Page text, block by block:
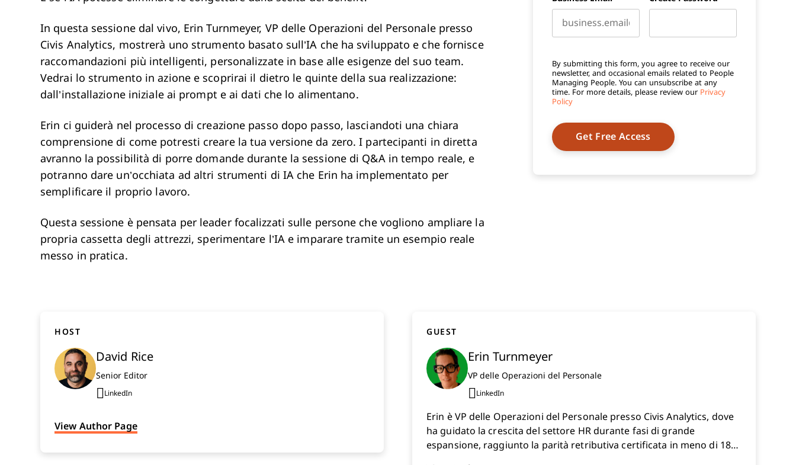
In questa sessione dal vivo, Erin Turnmeyer, VP delle Operazioni del Personale presso
Civis Analytics, mostrerà uno strumento basato sull’IA che ha sviluppato e che fornisce
raccomandazioni più intelligenti, personalizzate in base alle esigenze del suo team.
Vedrai lo strumento in azione e scoprirai il dietro le quinte della sua realizzazione:
dall’installazione iniziale ai prompt e ai dati che lo alimentano.
Erin ci guiderà nel processo di creazione passo dopo passo, lasciandoti una chiara
comprensione di come potresti creare la tua versione da zero. I partecipanti in diretta
avranno la possibilità di porre domande durante la sessione di Q&A in tempo reale, e
potranno dare un’occhiata ad altri strumenti di IA che Erin ha implementato per
semplificare il proprio lavoro.
Questa sessione è pensata per leader focalizzati sulle persone che vogliono ampliare la
propria cassetta degli attrezzi, sperimentare l’IA e imparare tramite un esempio reale
messo in pratica.
By submitting this form, you agree to receive our
newsletter, and occasional emails related to People
Managing People. You can unsubscribe at any
time. For more details, please review our Privacy
Policy
HOST
David Rice
Senior Editor
LinkedIn
Opens new window
View Author Page
GUEST
Erin Turnmeyer
VP delle Operazioni del Personale
LinkedIn
Opens new window
Erin è VP delle Operazioni del Personale presso Civis Analytics, dove
ha guidato la crescita del settore HR durante fasi di grande
espansione, raggiunto la parità retributiva certificata in meno di 18